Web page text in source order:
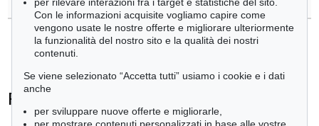
Rainer Fetting - Ogetti venduti
tute le offerte
Con le informazioni acquisite vogliamo capire come
vengono usate le nostre offerte e migliorare ulteriormente
la funzionalità del nostro sito e la qualità dei nostri
contenuti.
Se viene selezionato “Accetta tutti” usiamo i cookie e i dati
anche
per sviluppare nuove offerte e migliorarle,